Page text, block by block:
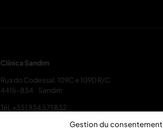
Gestion du consentement
Clínica Sandim
Rua do Codessal, 109C e 109D R/C
4415-834 Sandim
Tél. +351 934 571 832
Licence ERS : 22126/2022